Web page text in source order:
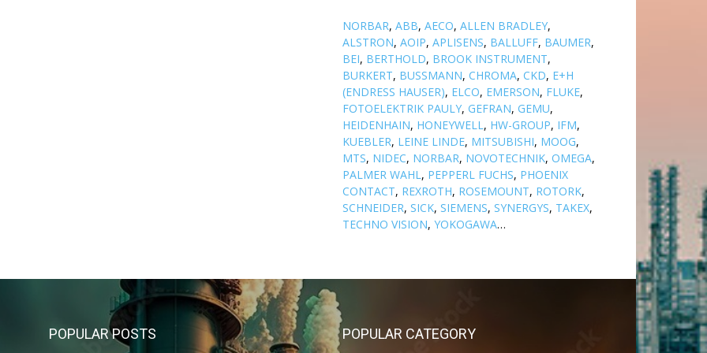
NORBAR, ABB, AECO, ALLEN BRADLEY,
ALSTRON, AOIP, APLISENS, BALLUFF, BAUMER,
BEI, BERTHOLD, BROOK INSTRUMENT,
BURKERT, BUSSMANN, CHROMA, CKD, E+H
(ENDRESS HAUSER), ELCO, EMERSON, FLUKE,
FOTOELEKTRIK PAULY, GEFRAN, GEMU,
HEIDENHAIN, HONEYWELL, HW-GROUP, IFM,
KUEBLER, LEINE LINDE, MITSUBISHI, MOOG,
MTS, NIDEC, NORBAR, NOVOTECHNIK, OMEGA,
PALMER WAHL, PEPPERL FUCHS, PHOENIX
CONTACT, REXROTH, ROSEMOUNT, ROTORK,
SCHNEIDER, SICK, SIEMENS, SYNERGYS, TAKEX,
TECHNO VISION, YOKOGAWA…
POPULAR POSTS POPULAR CATEGORY